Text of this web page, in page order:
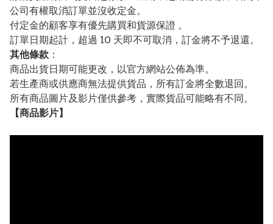
公司有權取消訂單並沒收定金。
付定金的顧客享有優先購買和貨源保證 。
訂單日期起計，超過 10 天即不可取消，訂金將不予退還。
其他條款 ：
商品出貨日期可能更改，以官方網站公佈為準。
若生產商或供應商無法提供貨品，所有訂金將全數退回。
所有商品圖片及影片僅供參考，實際貨品可能略有不同。
【商品影片】